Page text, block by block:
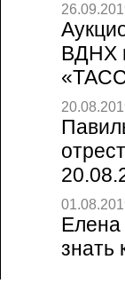
ВДНХ
знать